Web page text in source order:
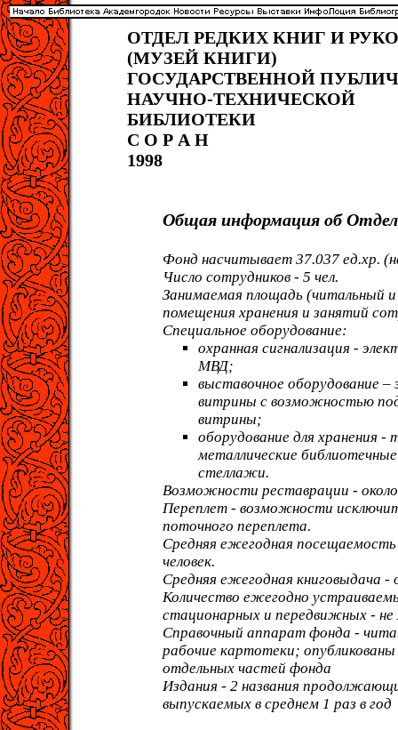
ОТДЕЛ РЕДКИХ КНИГ И
(МУЗЕЙ КНИГИ)
ГОСУДАРСТВЕННОЙ
НАУЧНО-ТЕХНИЧЕСКОЙ
БИБЛИОТЕКИ
С О Р А Н
1998
Общая информация об
Фонд насчитывает 37.037 ед.хр.
Число сотрудников - 5 чел.
Занимаемая площадь (читальный
помещения хранения и занятий
Специальное оборудование:
охранная сигнализация -
МВД;
выставочное оборудование –
витрины с возможностью
витрины;
оборудование для хранения
металлические
стеллажи.
Возможности реставрации - около
Переплет - возможности
поточного переплета.
Средняя ежегодная посещаемость
человек.
Средняя ежегодная книговыдача -
Количество ежегодно
стационарных и передвижных - не
Справочный аппарат фонда -
рабочие картотеки;
отдельных частей фонда
Издания - 2 названия
выпускаемых в среднем 1 раз в год